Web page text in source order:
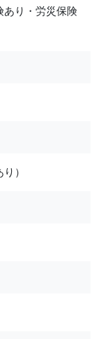
あり・労災保険
）